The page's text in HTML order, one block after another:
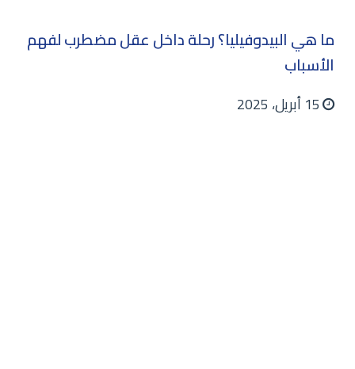
ما هي البيدوفيليا؟ رحلة داخل عقل مضطرب لفهم
الأسباب
15 أبريل، 2025